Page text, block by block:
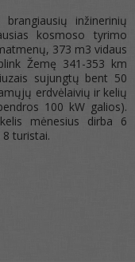
inžinerinių
kosmoso tyrimo
373 m3 vidaus
Žemę 341-353 km
sujungtų bent 50
erdvėlaivių ir kelių
100 kW galios).
mėnesius dirba 6
turistai.